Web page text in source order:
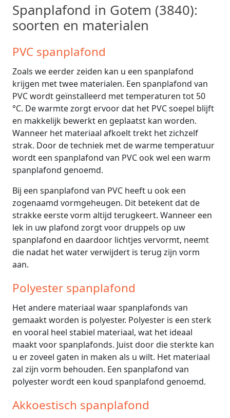
Spanplafond in Gotem (3840):
soorten en materialen
PVC spanplafond
Zoals we eerder zeiden kan u een spanplafond
krijgen met twee materialen. Een spanplafond van
PVC wordt geïnstalleerd met temperaturen tot 50
°C. De warmte zorgt ervoor dat het PVC soepel blijft
en makkelijk bewerkt en geplaatst kan worden.
Wanneer het materiaal afkoelt trekt het zichzelf
strak. Door de techniek met de warme temperatuur
wordt een spanplafond van PVC ook wel een warm
spanplafond genoemd.
Bij een spanplafond van PVC heeft u ook een
zogenaamd vormgeheugen. Dit betekent dat de
strakke eerste vorm altijd terugkeert. Wanneer een
lek in uw plafond zorgt voor druppels op uw
spanplafond en daardoor lichtjes vervormt, neemt
die nadat het water verwijdert is terug zijn vorm
aan.
Polyester spanplafond
Het andere materiaal waar spanplafonds van
gemaakt worden is polyester. Polyester is een sterk
en vooral heel stabiel materiaal, wat het ideaal
maakt voor spanplafonds. Juist door die sterkte kan
u er zoveel gaten in maken als u wilt. Het materiaal
zal zijn vorm behouden. Een spanplafond van
polyester wordt een koud spanplafond genoemd.
Akkoestisch spanplafond